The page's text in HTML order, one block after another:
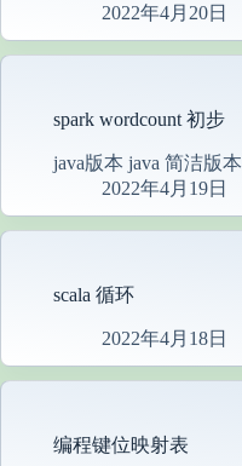
2022年4月20日
spark wordcount 初步
java版本 java 简洁版本
2022年4月19日
scala 循环
2022年4月18日
编程键位映射表